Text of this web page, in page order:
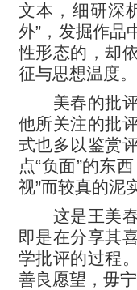
文本，细研深
外”，发掘作品
性形态的，却
征与思想温度
美春的批评
他所关注的批
式也多以鉴赏
点“负面”的东
视”而较真的泥
这是王美春
即是在分享其
学批评的过程
善良愿望，毋